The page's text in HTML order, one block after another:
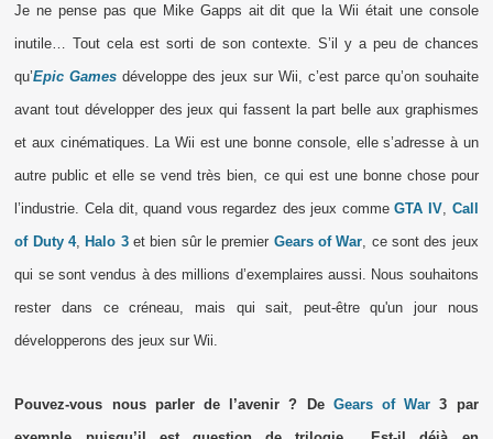
Je ne pense pas que Mike Gapps ait dit que la Wii était une console
inutile… Tout cela est sorti de son contexte. S’il y a peu de chances
qu’Epic Games développe des jeux sur Wii, c’est parce qu’on souhaite
avant tout développer des jeux qui fassent la part belle aux graphismes
et aux cinématiques. La Wii est une bonne console, elle s’adresse à un
autre public et elle se vend très bien, ce qui est une bonne chose pour
l’industrie. Cela dit, quand vous regardez des jeux commeGTA IV Call
of Duty 4,Halo 3et bien sûr le premier Gears of War , ce sont des jeux
qui se sont vendus à des millions d’exemplaires aussi. Nous souhaitons
rester dans ce créneau, mais qui sait, peut-être qu'un jour nous
développerons des jeux sur Wii.
Pouvez-vous nous parler de l’avenir ? De Gears of War 3 par